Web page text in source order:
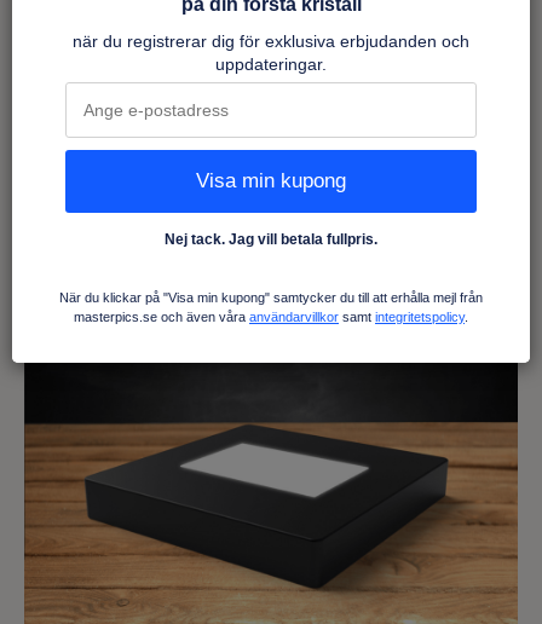
Köp nu
på din första kristall
när du registrerar dig för exklusiva erbjudanden och
uppdateringar.
Visa min kupong
Nej tack. Jag vill betala fullpris.
När du klickar på "Visa min kupong" samtycker du till att erhålla mejl från
masterpics.se och även våra användarvillkor samt integritetspolicy.